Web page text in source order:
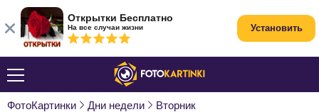
ФотоКартинки Дни недели Вторник
Открытки Бесплатно
На все случаи жизни Установить